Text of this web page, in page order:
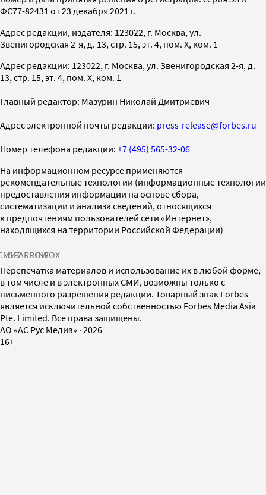
ФС77-82431 от 23 декабря 2021 г.
Адрес редакции, издателя: 123022, г. Москва, ул.
Звенигородская 2-я, д. 13, стр. 15, эт. 4, пом. X, ком. 1
Адрес редакции: 123022, г. Москва, ул. Звенигородская 2-я, д.
13, стр. 15, эт. 4, пом. X, ком. 1
Главный редактор: Мазурин Николай Дмитриевич
Адрес электронной почты редакции: press-release@forbes.ru
Номер телефона редакции: +7 (495) 565-32-06
На информационном ресурсе применяются
рекомендательные технологии (информационные технологии
предоставления информации на основе сбора,
систематизации и анализа сведений, относящихся
к предпочтениям пользователей сети «Интернет»,
находящихся на территории Российской Федерации)
SPARROWINFOX
Перепечатка материалов и использование их в любой форме,
в том числе и в электронных СМИ, возможны только с
письменного разрешения редакции. Товарный знак Forbes
является исключительной собственностью Forbes Media Asia
Pte. Limited. Все права защищены.
AO «АС Рус Медиа» · 2026
16+